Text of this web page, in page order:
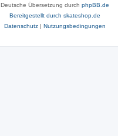
Deutsche Übersetzung durch phpBB.de
Bereitgestellt durch skateshop.de
Datenschutz | Nutzungsbedingungen